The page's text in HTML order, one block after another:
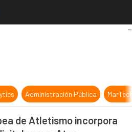
Asociación Europea de
Administración Pública
de Atletismo incorpora